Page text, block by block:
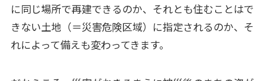
に同じ場所で再建できるのか、それとも住むことはで
きない土地（＝災害危険区域）に指定されるのか、そ
れによって備えも変わってきます。